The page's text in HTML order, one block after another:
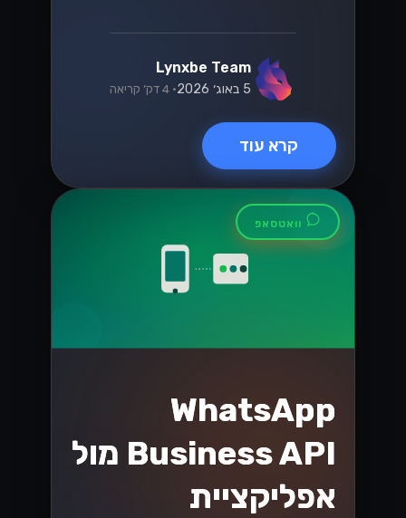
Lynxbe Team
5 באוג׳ 2026 • 4 דק׳ קריאה
קרא עוד
וואטסאפ
WhatsApp
Business API מול
אפליקציית